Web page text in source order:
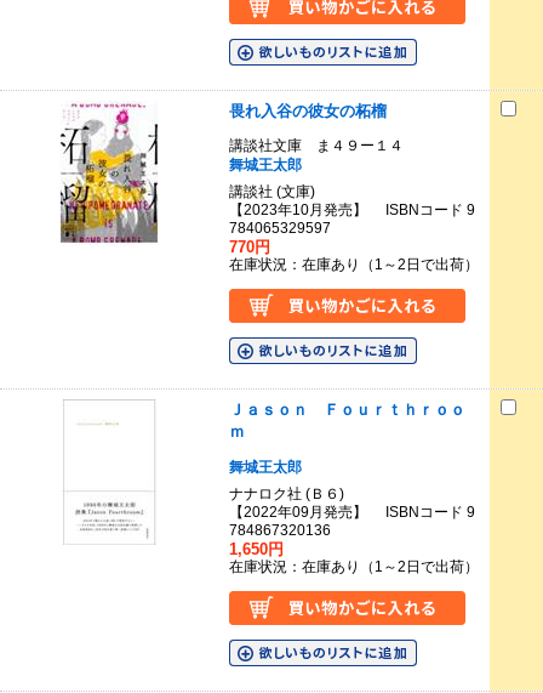
畏れ入谷の彼女の柘榴
講談社文庫 ま４９ー１４
舞城王太郎
講談社 (文庫)
【2023年10月発売】 ISBNコード 9
784065329597
770円
在庫状況：在庫あり（1～2日で出荷）
Ｊａｓｏｎ Ｆｏｕｒｔｈｒｏｏ
ｍ
舞城王太郎
ナナロク社 (Ｂ６)
【2022年09月発売】 ISBNコード 9
784867320136
1,650円
在庫状況：在庫あり（1～2日で出荷）